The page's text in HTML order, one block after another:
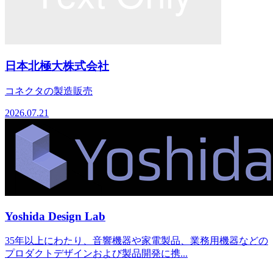
日本北極大株式会社
コネクタの製造販売
2026.07.21
Yoshida Design Lab
35年以上にわたり、音響機器や家電製品、業務用機器などの
プロダクトデザインおよび製品開発に携...